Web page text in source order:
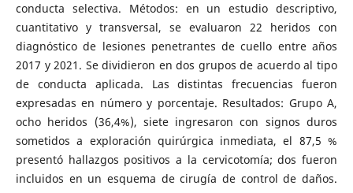
conducta selectiva. Métodos: en un estudio descriptivo,
cuantitativo y transversal, se evaluaron 22 heridos con
diagnóstico de lesiones penetrantes de cuello entre años
2017 y 2021. Se dividieron en dos grupos de acuerdo al tipo
de conducta aplicada. Las distintas frecuencias fueron
expresadas en número y porcentaje. Resultados: Grupo A,
ocho heridos (36,4%), siete ingresaron con signos duros
sometidos a exploración quirúrgica inmediata, el 87,5 %
presentó hallazgos positivos a la cervicotomía; dos fueron
incluidos en un esquema de cirugía de control de daños.